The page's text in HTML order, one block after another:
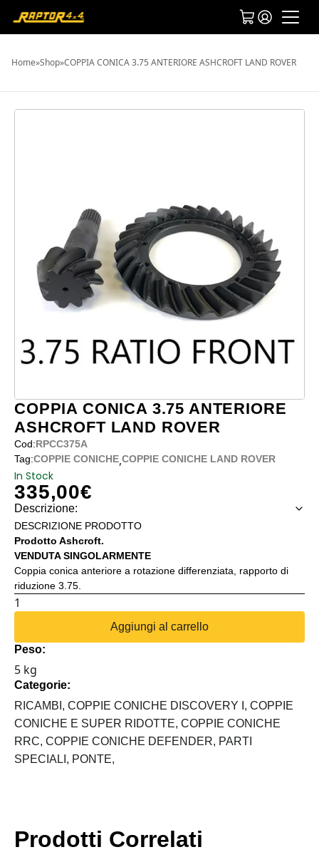
Home»Shop»COPPIA CONICA 3.75 ANTERIORE ASHCROFT LAND ROVER
COPPIA CONICA 3.75 ANTERIORE
ASHCROFT LAND ROVER
Cod:RPCC375A
Tag:COPPIE CONICHE,COPPIE CONICHE LAND ROVER
In Stock
335,00€
Descrizione:
DESCRIZIONE PRODOTTO
Prodotto Ashcroft.
VENDUTA SINGOLARMENTE
Coppia conica anteriore a rotazione differenziata, rapporto di
riduzione 3.75.
COPPIA
ANTERIORE
ASHCROFT
LAND
ROVER
quantità
Aggiungi al carrello
Peso:
5 kg
Categorie:
RICAMBI, COPPIE CONICHE DISCOVERY I, COPPIE
CONICHE E SUPER RIDOTTE, COPPIE CONICHE
RRC, COPPIE CONICHE DEFENDER, PARTI
SPECIALI, PONTE,
Prodotti Correlati